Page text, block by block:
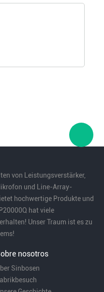
von Leistungsverstärker,
und Line-Array-
hochwertige Produkte und
hat viele
Unser Traum ist es zu
nosotros
Sinbosen